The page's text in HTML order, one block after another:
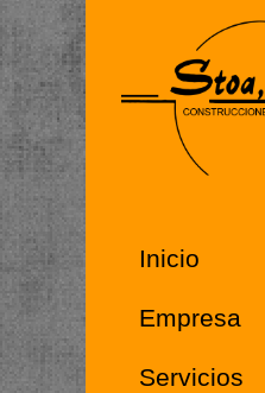
Inicio
Empresa
Servicios